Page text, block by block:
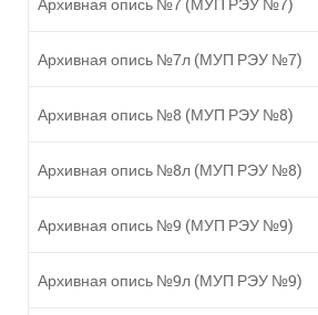
Архивная опись №7л (МУП РЭУ №7)
Архивная опись №8 (МУП РЭУ №8)
Архивная опись №8л (МУП РЭУ №8)
Архивная опись №9 (МУП РЭУ №9)
Архивная опись №9л (МУП РЭУ №9)